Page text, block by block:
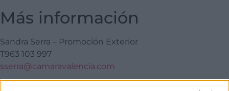
Más información
Sandra Serra – Promoción Exterior
T963 103 997
sserra@camaravalencia.com